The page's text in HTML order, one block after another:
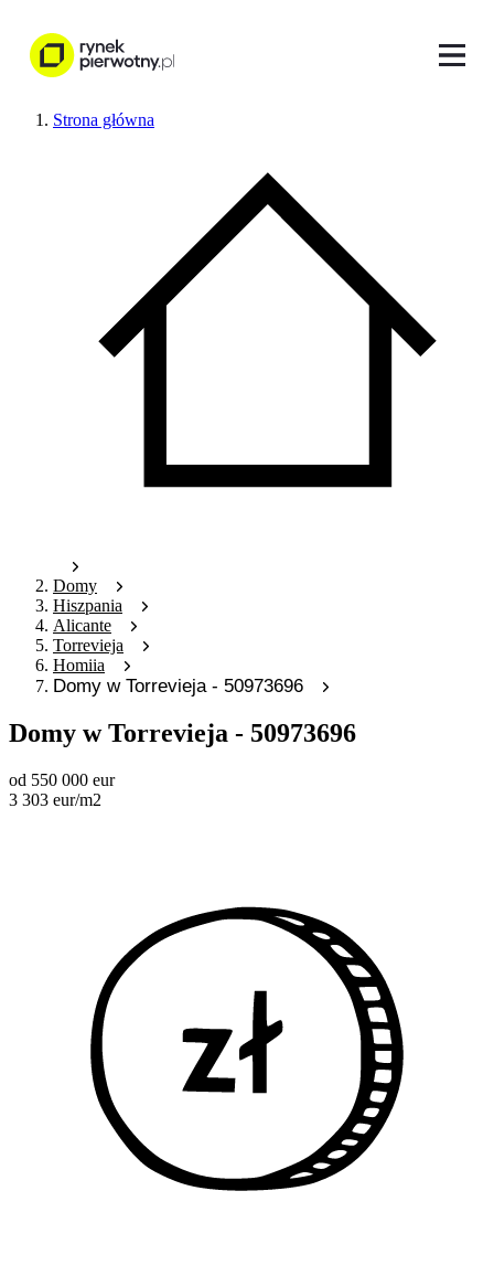
Strona główna
Domy
Hiszpania
Alicante
Torrevieja
Homiia
Domy w Torrevieja - 50973696
Domy w Torrevieja - 50973696
od 550 000 eur
3 303 eur/m2